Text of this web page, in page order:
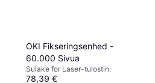
OKI Fikseringsenhed -
60.000 Sivua
Sulake for Laser-tulostin:
78,39 €